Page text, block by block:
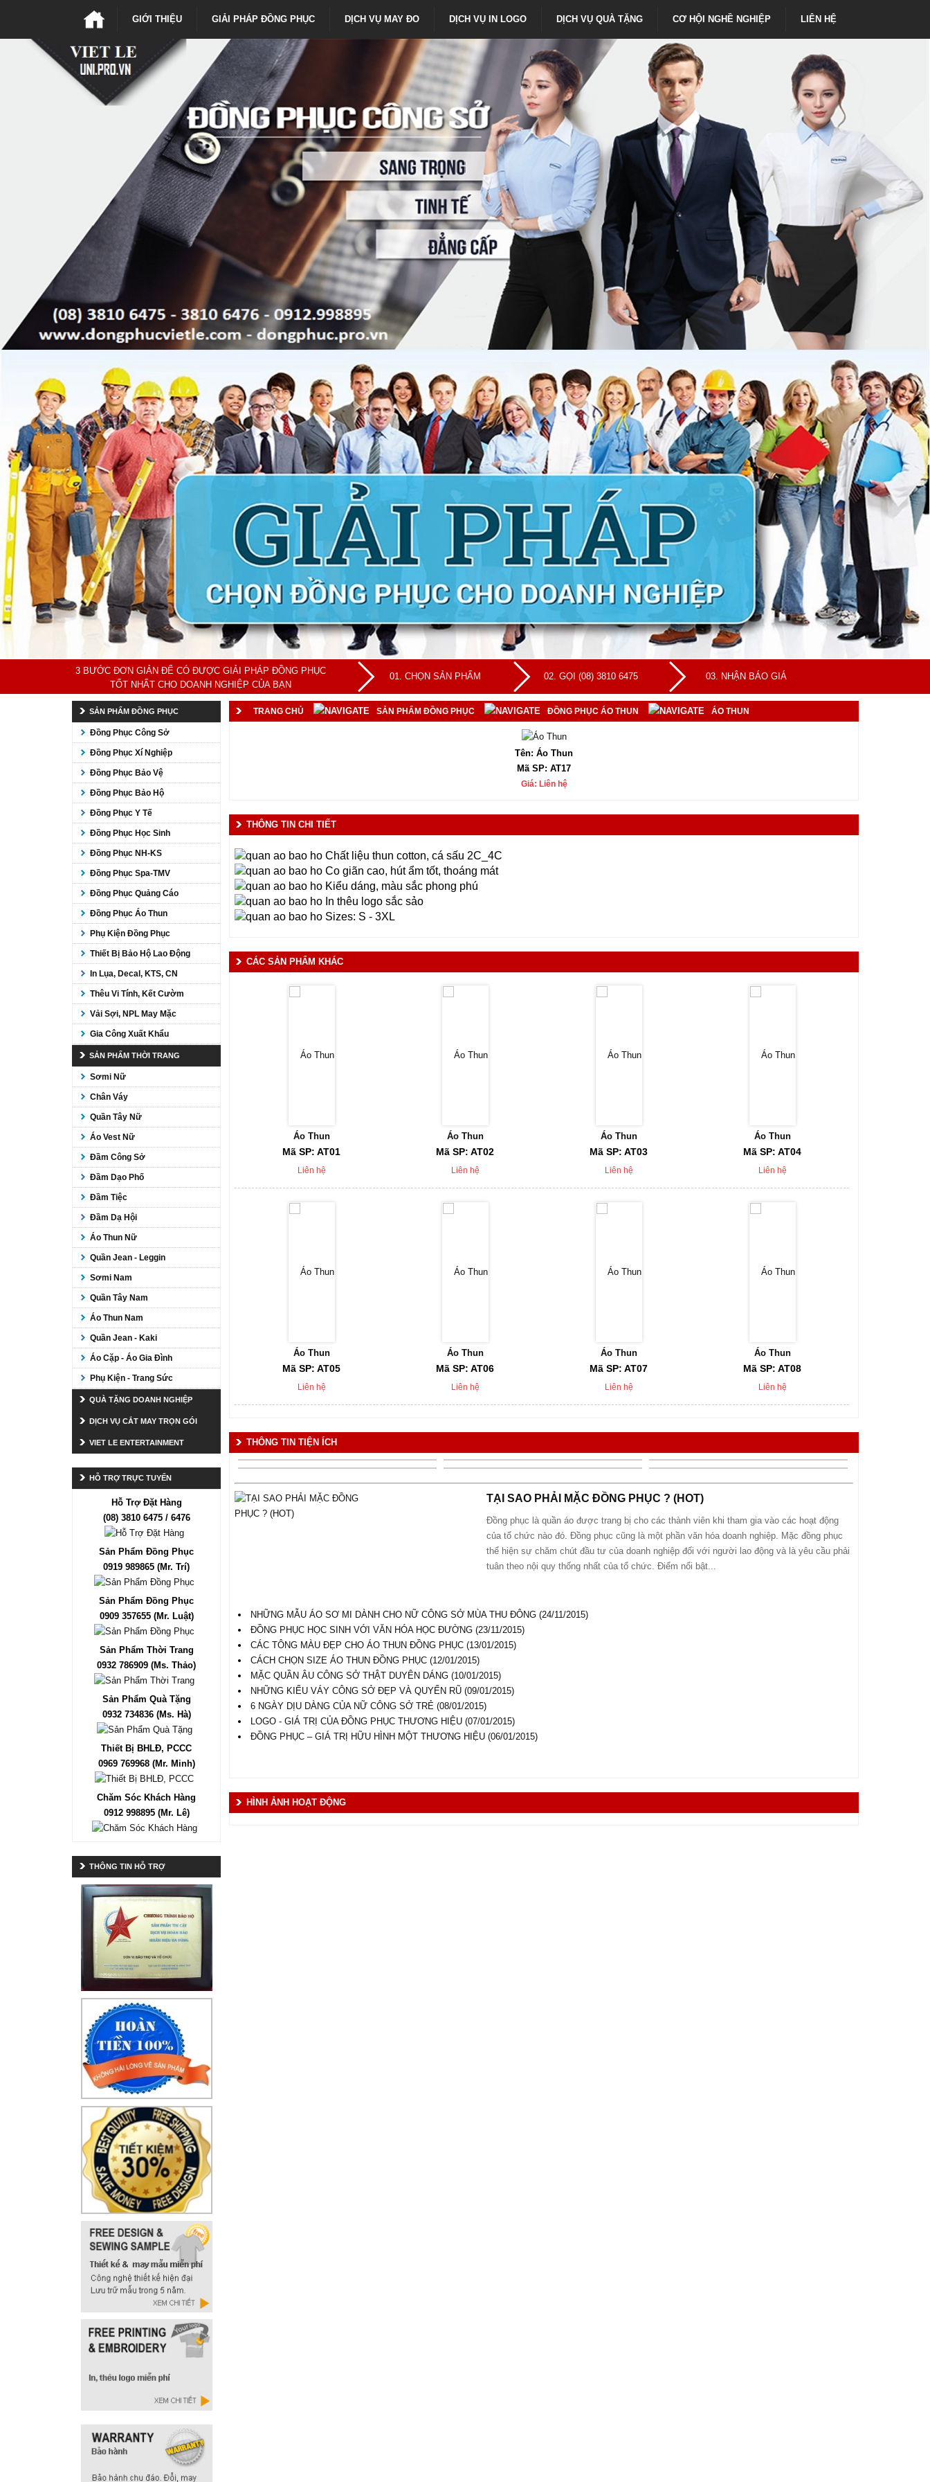
GIỚI THIỆU GIẢI PHÁP ĐỒNG PHỤC DỊCH VỤ MAY ĐO DỊCH VỤ IN LOGO DỊCH VỤ QUÀ TẶNG CƠ HỘI NGHỀ NGHIỆP LIÊN HỆ
3 BƯỚC ĐƠN GIẢN ĐỂ CÓ ĐƯỢC GIẢI PHÁP ĐỒNG PHỤC
TỐT NHẤT CHO DOANH NGHIỆP CỦA BẠN
01. CHỌN SẢN PHẨM 02. GỌI (08) 3810 6475 03. NHẬN BÁO GIÁ
SẢN PHẨM ĐỒNG PHỤC
Đồng Phục Công Sở
Đồng Phục Xí Nghiệp
Đồng Phục Bảo Vệ
Đồng Phục Bảo Hộ
Đồng Phục Y Tế
Đồng Phục Học Sinh
Đồng Phục NH-KS
Đồng Phục Spa-TMV
Đồng Phục Quảng Cáo
Đồng Phục Áo Thun
Phụ Kiện Đồng Phục
Thiết Bị Bảo Hộ Lao Động
In Lụa, Decal, KTS, CN
Thêu Vi Tính, Kết Cườm
Vải Sợi, NPL May Mặc
Gia Công Xuất Khẩu
SẢN PHẨM THỜI TRANG
Sơmi Nữ
Chân Váy
Quần Tây Nữ
Áo Vest Nữ
Đầm Công Sở
Đầm Dạo Phố
Đầm Tiệc
Đầm Dạ Hội
Áo Thun Nữ
Quần Jean - Leggin
Sơmi Nam
Quần Tây Nam
Áo Thun Nam
Quần Jean - Kaki
Áo Cặp - Áo Gia Đình
Phụ Kiện - Trang Sức
QUÀ TẶNG DOANH NGHIỆP
DỊCH VỤ CẮT MAY TRỌN GÓI
VIET LE ENTERTAINMENT
HỖ TRỢ TRỰC TUYẾN
Hỗ Trợ Đặt Hàng
(08) 3810 6475 / 6476
Sản Phẩm Đồng Phục
0919 989865 (Mr. Trí)
Sản Phẩm Đồng Phục
0909 357655 (Mr. Luật)
Sản Phẩm Thời Trang
0932 786909 (Ms. Thảo)
Sản Phẩm Quà Tặng
0932 734836 (Ms. Hà)
Thiết Bị BHLĐ, PCCC
0969 769968 (Mr. Minh)
Chăm Sóc Khách Hàng
0912 998895 (Mr. Lê)
THÔNG TIN HỖ TRỢ
TRANG CHỦ SẢN PHẨM ĐỒNG PHỤC ĐỒNG PHỤC ÁO THUN ÁO THUN
Tên: Áo Thun
Mã SP: AT17
Giá: Liên hệ
THÔNG TIN CHI TIẾT
Chất liệu thun cotton, cá sấu 2C_4C
Co giãn cao, hút ẩm tốt, thoáng mát
Kiểu dáng, màu sắc phong phú
In thêu logo sắc sảo
Sizes: S - 3XL
CÁC SẢN PHẨM KHÁC
Áo Thun
Mã SP: AT01
Liên hệ
Áo Thun
Mã SP: AT02
Liên hệ
Áo Thun
Mã SP: AT03
Liên hệ
Áo Thun
Mã SP: AT04
Liên hệ
Áo Thun
Mã SP: AT05
Liên hệ
Áo Thun
Mã SP: AT06
Liên hệ
Áo Thun
Mã SP: AT07
Liên hệ
Áo Thun
Mã SP: AT08
Liên hệ
THÔNG TIN TIỆN ÍCH
TẠI SAO PHẢI MẶC ĐỒNG PHỤC ? (HOT)
Đồng phục là quần áo được trang bị cho các thành viên khi tham gia vào các hoạt động
của tổ chức nào đó. Đồng phục cũng là một phần văn hóa doanh nghiệp. Mặc đồng phục
thể hiện sự chăm chút đầu tư của doanh nghiệp đối với người lao động và là yêu cầu phải
tuân theo nội quy thống nhất của tổ chức. Điểm nổi bật...
NHỮNG MẪU ÁO SƠ MI DÀNH CHO NỮ CÔNG SỞ MÙA THU ĐÔNG (24/11/2015)
ĐỒNG PHỤC HỌC SINH VỚI VĂN HÓA HỌC ĐƯỜNG (23/11/2015)
CÁC TÔNG MÀU ĐẸP CHO ÁO THUN ĐỒNG PHỤC (13/01/2015)
CÁCH CHỌN SIZE ÁO THUN ĐỒNG PHỤC (12/01/2015)
MẶC QUẦN ÂU CÔNG SỞ THẬT DUYÊN DÁNG (10/01/2015)
NHỮNG KIỂU VÁY CÔNG SỞ ĐẸP VÀ QUYẾN RŨ (09/01/2015)
6 NGÀY DỊU DÀNG CỦA NỮ CÔNG SỞ TRẺ (08/01/2015)
LOGO - GIÁ TRỊ CỦA ĐỒNG PHỤC THƯƠNG HIỆU (07/01/2015)
ĐỒNG PHỤC – GIÁ TRỊ HỮU HÌNH MỘT THƯƠNG HIỆU (06/01/2015)
HÌNH ẢNH HOẠT ĐỘNG